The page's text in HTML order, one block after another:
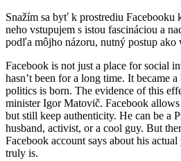
Snažím sa byť k prostrediu Facebooku
neho vstupujem s istou fascináciou a
podľa môjho názoru, nutný postup
Facebook is not just a place for social
hasn’t been for a long time. It became
politics is born. The evidence of this
minister Igor Matovič. Facebook
but still keep authenticity. He can be a
husband, activist, or a cool guy. But
Facebook account says about his
truly is.